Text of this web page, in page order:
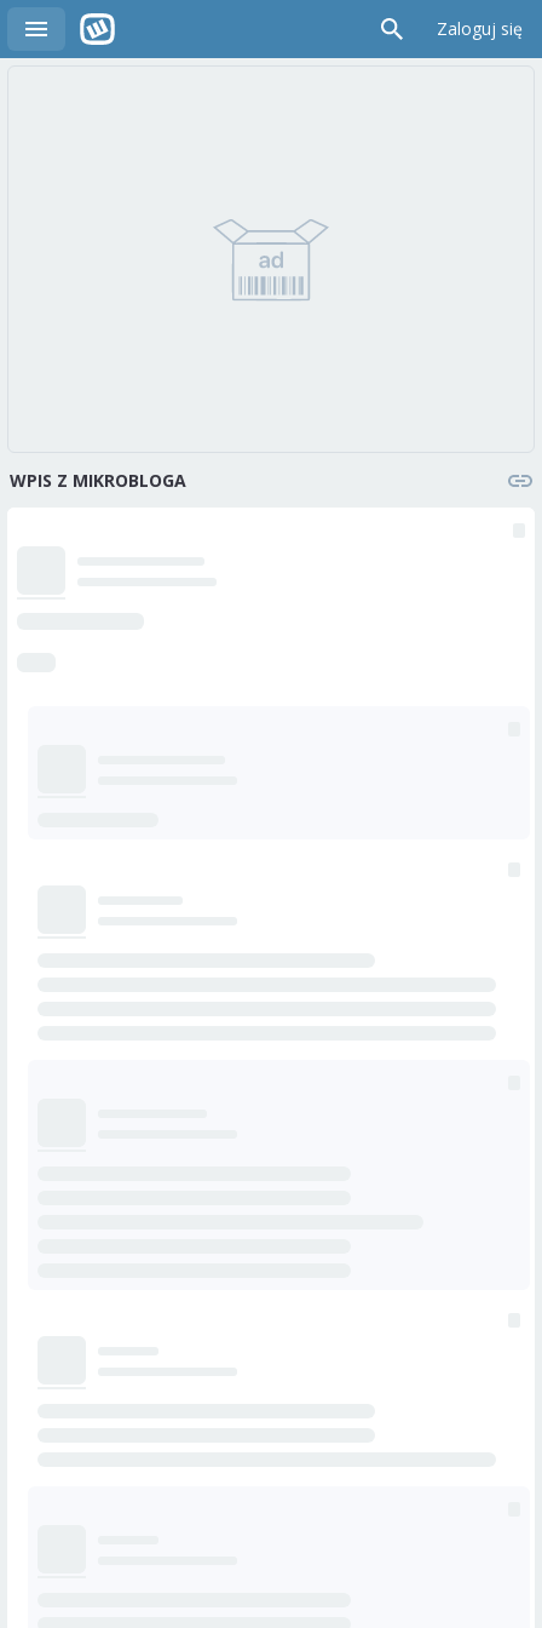
Zaloguj się
WPIS Z MIKROBLOGA